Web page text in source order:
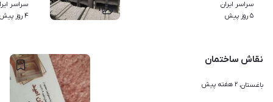
۱
سراسر ایران
۵ روز پیش
سراسر
۴ روز پیش
نقاش ساختمان
باغستان، ۲ هفته پیش